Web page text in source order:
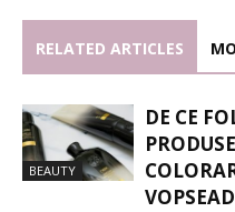
RELATED ARTICLES
BEAUTY
DE CE